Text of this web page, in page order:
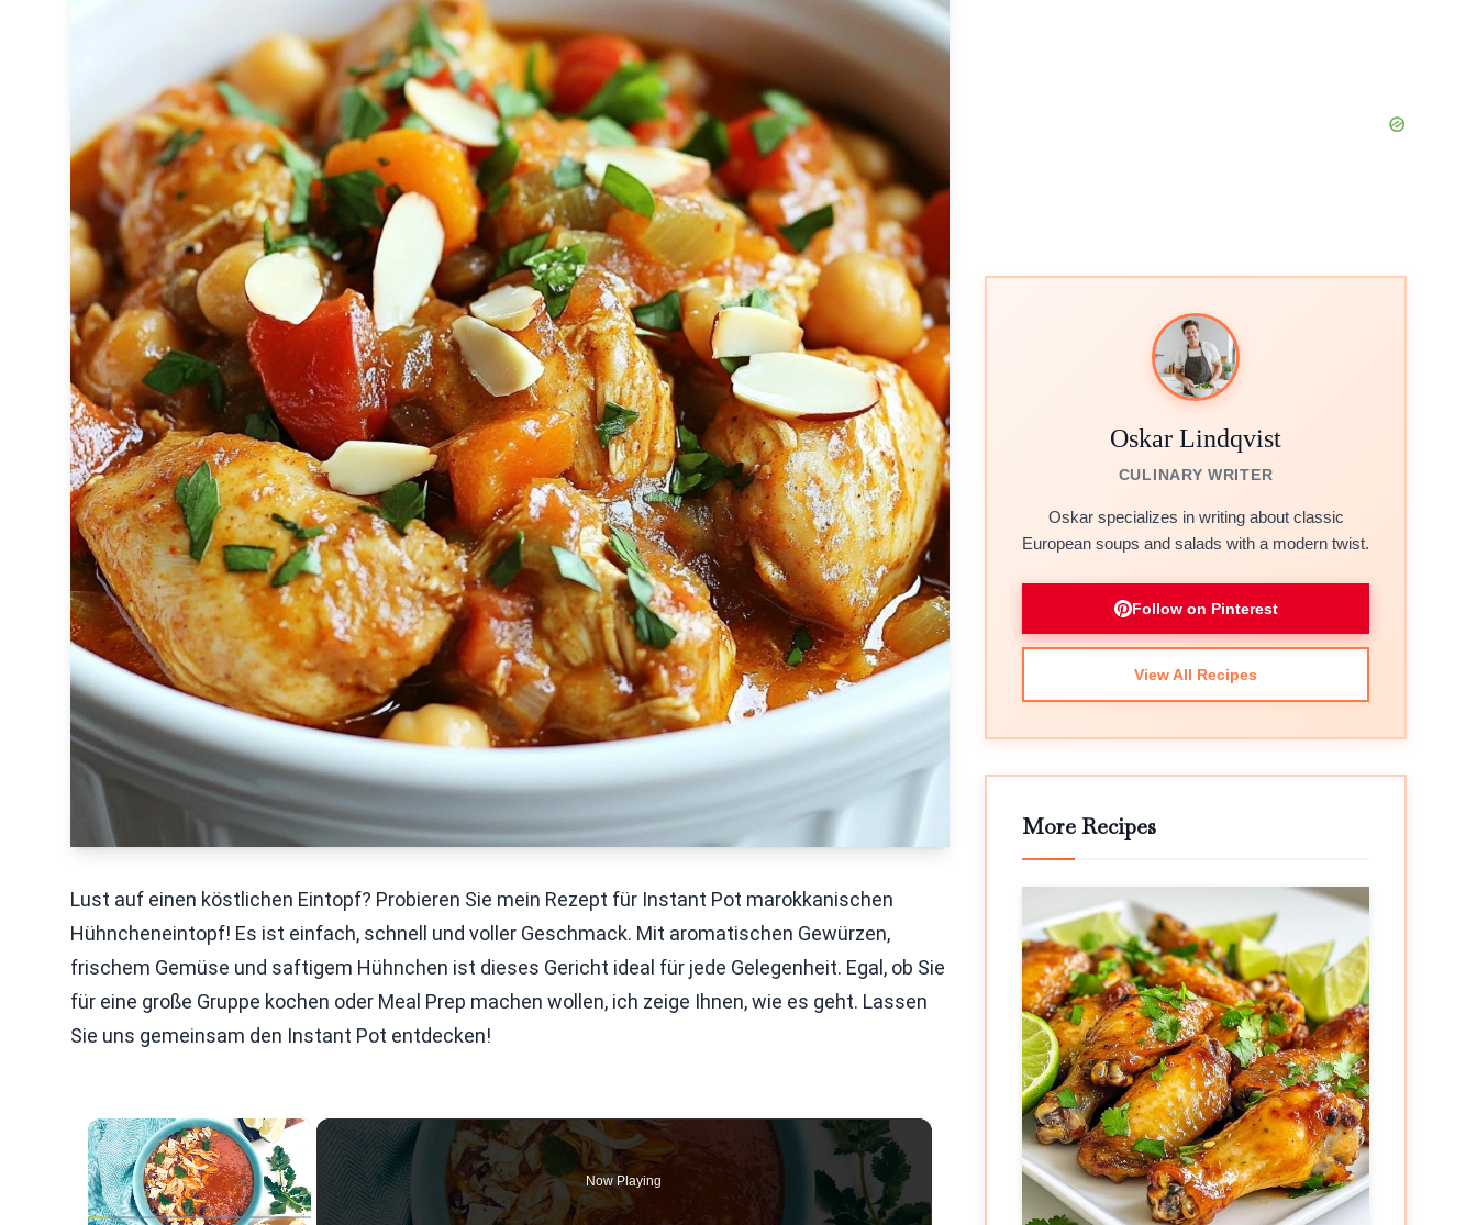
Lust auf einen köstlichen Eintopf? Probieren Sie mein Rezept für Instant Pot marokkanischen
Hühncheneintopf! Es ist einfach, schnell und voller Geschmack. Mit aromatischen Gewürzen,
frischem Gemüse und saftigem Hühnchen ist dieses Gericht ideal für jede Gelegenheit. Egal, ob Sie
für eine große Gruppe kochen oder Meal Prep machen wollen, ich zeige Ihnen, wie es geht. Lassen
Sie uns gemeinsam den Instant Pot entdecken!
×
Now Playing
Oskar Lindqvist
CULINARY WRITER
Oskar specializes in writing about classic
European soups and salads with a modern twist.
Follow on Pinterest
View All Recipes
More Recipes